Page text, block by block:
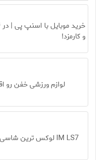
و کارمزد!
لوازم ورزشی خفن رو
IM LS7 لوکس ترین شاسی بلند برقی ایران